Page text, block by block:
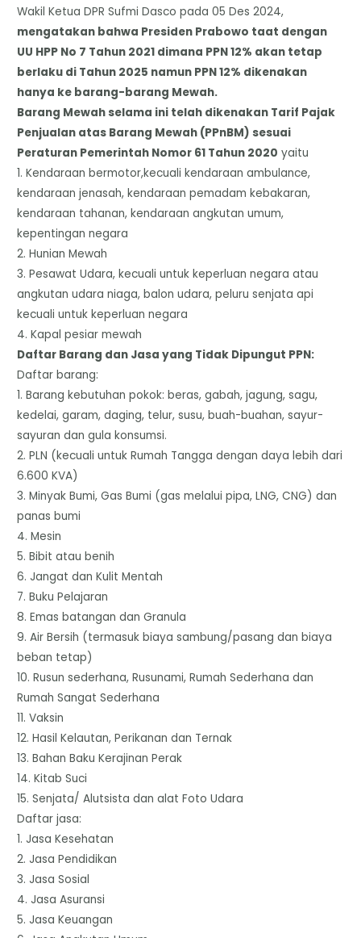
Wakil Ketua DPR Sufmi Dasco pada 05 Des 2024,
mengatakan bahwa Presiden Prabowo taat dengan
UU HPP No 7 Tahun 2021 dimana PPN 12% akan tetap
berlaku di Tahun 2025 namun PPN 12% dikenakan
hanya ke barang-barang Mewah.
Barang Mewah selama ini telah dikenakan Tarif Pajak
Penjualan atas Barang Mewah (PPnBM) sesuai
Peraturan Pemerintah Nomor 61 Tahun 2020 yaitu
1. Kendaraan bermotor,kecuali kendaraan ambulance,
kendaraan jenasah, kendaraan pemadam kebakaran,
kendaraan tahanan, kendaraan angkutan umum,
kepentingan negara
2. Hunian Mewah
3. Pesawat Udara, kecuali untuk keperluan negara atau
angkutan udara niaga, balon udara, peluru senjata api
kecuali untuk keperluan negara
4. Kapal pesiar mewah
Daftar Barang dan Jasa yang Tidak Dipungut PPN:
Daftar barang:
1. Barang kebutuhan pokok: beras, gabah, jagung, sagu,
kedelai, garam, daging, telur, susu, buah-buahan, sayur-
sayuran dan gula konsumsi.
2. PLN (kecuali untuk Rumah Tangga dengan daya lebih dari
6.600 KVA)
3. Minyak Bumi, Gas Bumi (gas melalui pipa, LNG, CNG) dan
panas bumi
4. Mesin
5. Bibit atau benih
6. Jangat dan Kulit Mentah
7. Buku Pelajaran
8. Emas batangan dan Granula
9. Air Bersih (termasuk biaya sambung/pasang dan biaya
beban tetap)
10. Rusun sederhana, Rusunami, Rumah Sederhana dan
Rumah Sangat Sederhana
11. Vaksin
12. Hasil Kelautan, Perikanan dan Ternak
13. Bahan Baku Kerajinan Perak
14. Kitab Suci
15. Senjata/ Alutsista dan alat Foto Udara
Daftar jasa:
1. Jasa Kesehatan
2. Jasa Pendidikan
3. Jasa Sosial
4. Jasa Asuransi
5. Jasa Keuangan